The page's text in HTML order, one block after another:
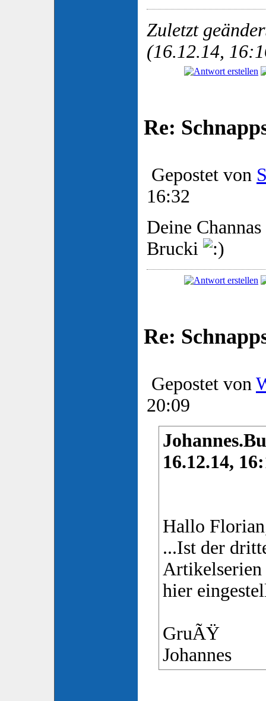
Zuletzt
(16.12.14,
Re:
Gepostet von
16:32
Deine
Brucki
Re:
Gepostet von
20:09
16.12.14,
Hallo
...Ist der
hier
GruÃŸ
Johannes